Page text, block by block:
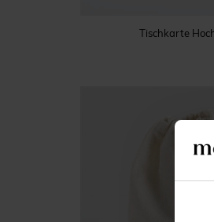
Tischkarte